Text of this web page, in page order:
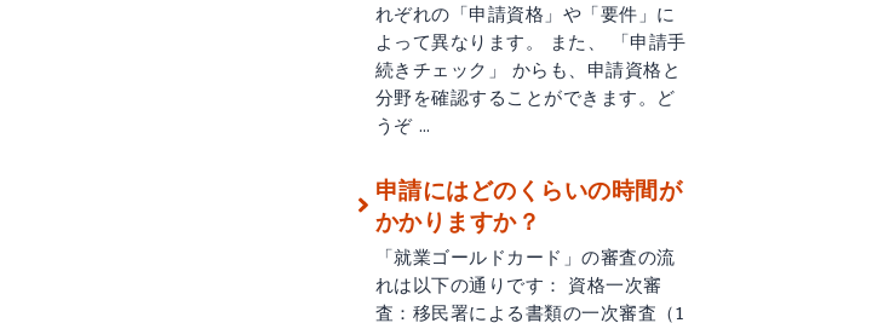
れぞれの「申請資格」や「要件」に
よって異なります。 また、 「申請手
続きチェック」 からも、申請資格と
分野を確認することができます。ど
うぞ …
申請にはどのくらいの時間が
かかりますか？
「就業ゴールドカード」の審査の流
れは以下の通りです： 資格一次審
査：移民署による書類の一次審査（1